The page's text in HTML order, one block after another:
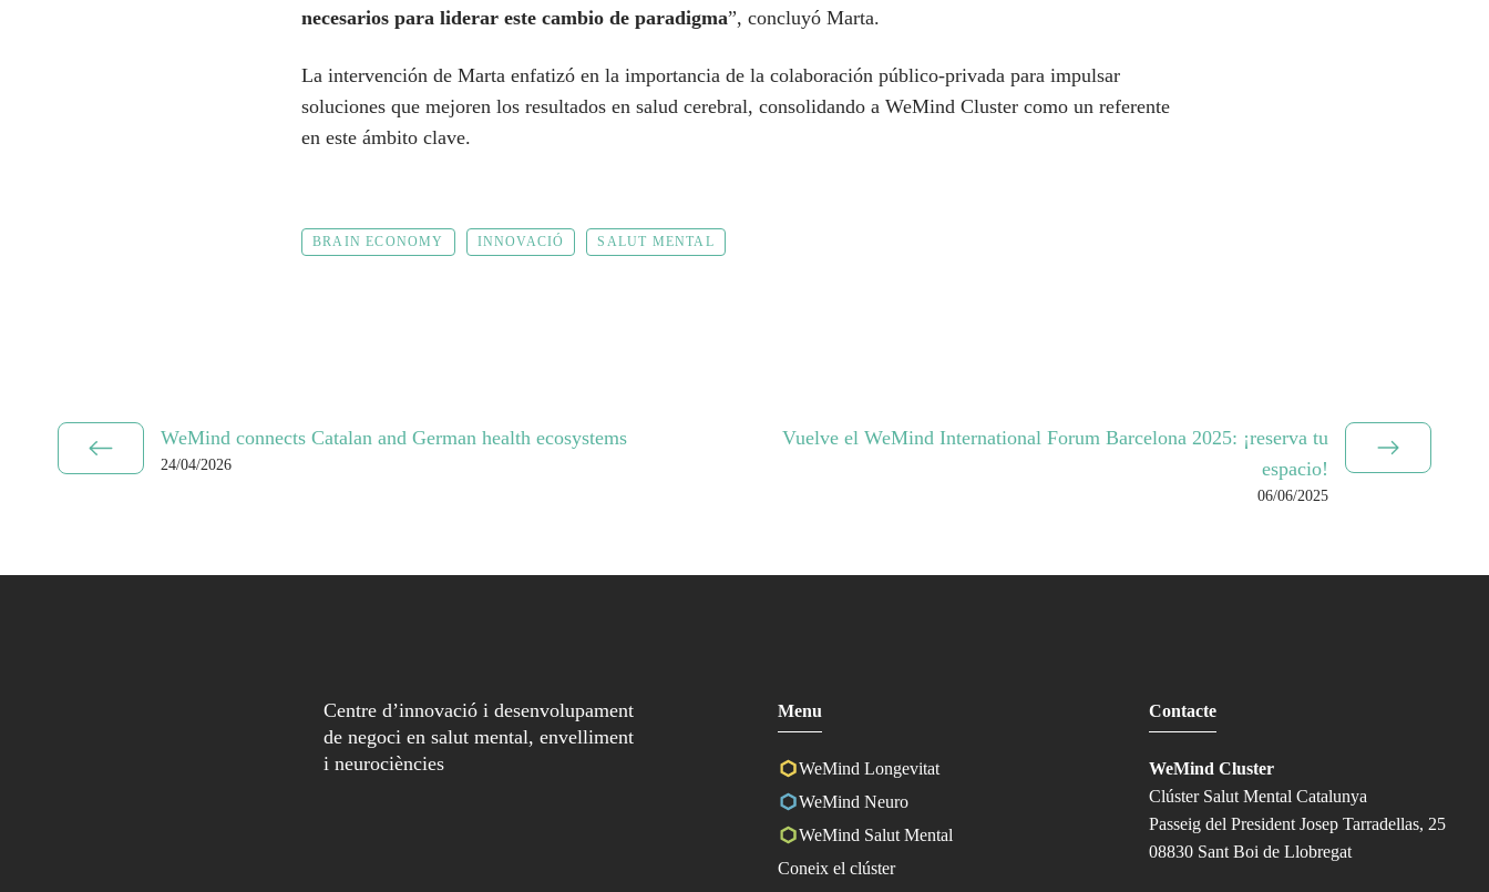
necesarios para liderar este cambio de paradigma”, concluyó Marta.
La intervención de Marta enfatizó en la importancia de la colaboración público-privada para impulsar
soluciones que mejoren los resultados en salud cerebral, consolidando a WeMind Cluster como un referente
en este ámbito clave.
BRAIN ECONOMY INNOVACIÓ SALUT MENTAL
WeMind connects Catalan and German health ecosystems
24/04/2026
Vuelve el WeMind International Forum Barcelona 2025: ¡reserva tu
espacio!
06/06/2025
Centre d’innovació i desenvolupament
de negoci en salut mental, envelliment
i neurociències
Menu
WeMind Longevitat
WeMind Neuro
WeMind Salut Mental
Coneix el clúster
Contacte
WeMind Cluster
Clúster Salut Mental Catalunya
Passeig del President Josep Tarradellas, 25
08830 Sant Boi de Llobregat